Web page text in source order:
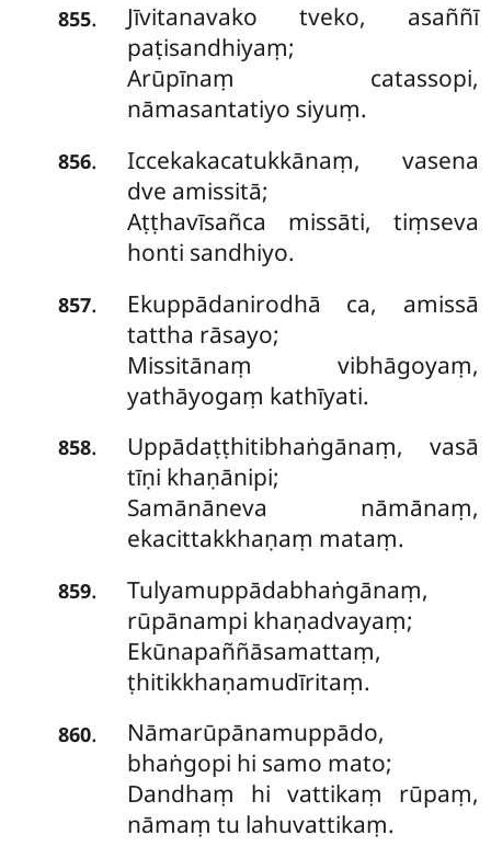
855.
Jīvitanavako tveko, asaññī
paṭisandhiyaṃ;
Arūpīnaṃ catassopi,
nāmasantatiyo siyuṃ.
856.
Iccekakacatukkānaṃ, vasena
dve amissitā;
Aṭṭhavīsañca missāti, tiṃseva
honti sandhiyo.
857.
Ekuppādanirodhā ca, amissā
tattha rāsayo;
Missitānaṃ vibhāgoyaṃ,
yathāyogaṃ kathīyati.
858.
Uppādaṭṭhitibhaṅgānaṃ, vasā
tīṇi khaṇānipi;
Samānāneva nāmānaṃ,
ekacittakkhaṇaṃ mataṃ.
859.
Tulyamuppādabhaṅgānaṃ,
rūpānampi khaṇadvayaṃ;
Ekūnapaññāsamattaṃ,
ṭhitikkhaṇamudīritaṃ.
860.
Nāmarūpānamuppādo,
bhaṅgopi hi samo mato;
Dandhaṃ hi vattikaṃ rūpaṃ,
nāmaṃ tu lahuvattikaṃ.